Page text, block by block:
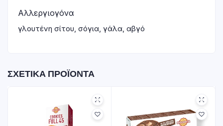
Αλλεργιογόνα
γλουτένη σίτου, σόγια, γάλα, αβγό
ΣΧΕΤΙΚΆ ΠΡΟΪΌΝΤΑ